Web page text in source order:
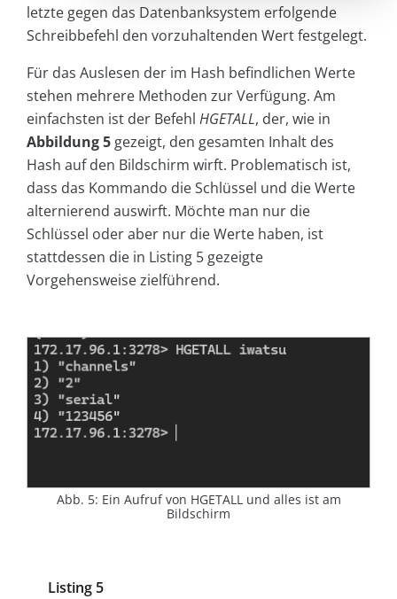
letzte gegen das Datenbanksystem erfolgende
Schreibbefehl den vorzuhaltenden Wert festgelegt.
Für das Auslesen der im Hash befindlichen Werte
stehen mehrere Methoden zur Verfügung. Am
einfachsten ist der Befehl HGETALL, der, wie in
Abbildung 5 gezeigt, den gesamten Inhalt des
Hash auf den Bildschirm wirft. Problematisch ist,
dass das Kommando die Schlüssel und die Werte
alternierend auswirft. Möchte man nur die
Schlüssel oder aber nur die Werte haben, ist
stattdessen die in Listing 5 gezeigte
Vorgehensweise zielführend.
Abb. 5: Ein Aufruf von HGETALL und alles ist am
Bildschirm
Listing 5